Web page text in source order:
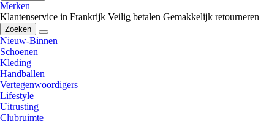
Merken
Klantenservice in Frankrijk Veilig betalen Gemakkelijk retourneren
Zoeken
Nieuw-Binnen
Schoenen
Kleding
Handballen
Vertegenwoordigers
Lifestyle
Uitrusting
Clubruimte